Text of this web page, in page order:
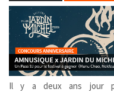
Il y a deux ans jour